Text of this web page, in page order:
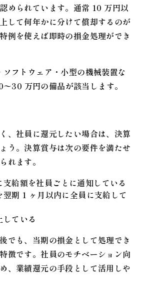
められています。通常 10 万円以
して何年かに分けて償却するのが
例を使えば即時の損金処理ができ
フトウェア・小型の機械装置な
30 万円の備品が該当します。
、社員に還元したい場合は、決算
う。決算賞与は次の要件を満たせ
れます。
給額を社員ごとに通知している
翌期 1 ヶ月以内に全員に支給して
ている
でも、当期の損金として処理でき
徴です。社員のモチベーション向
、業績還元の手段として活用しや